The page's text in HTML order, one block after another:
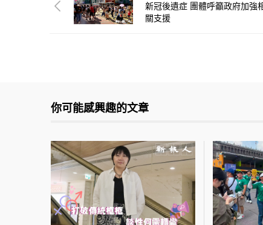
新冠後遺症 團體呼籲政府加強
關支援
你可能感興趣的文章